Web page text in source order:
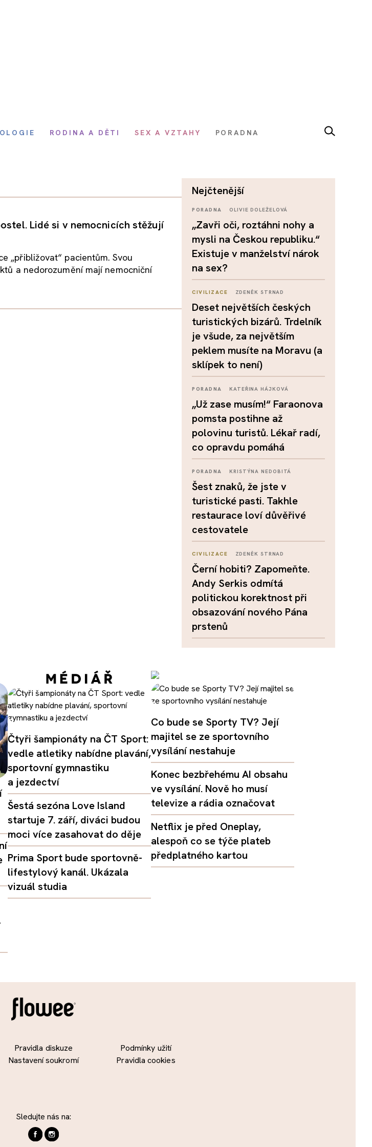
RODINA A DĚTI SEX A VZTAHY PORADNA
Lidé si v nemocnicích stěžují
„přibližovat“ pacientům. Svou
a nedorozumění mají nemocniční
nejčtenější
PORADNA OLIVIE DOLEŽELOVÁ
„Zavři oči, roztáhni nohy a
mysli na Českou republiku.“
Existuje v manželství nárok
na sex?
CIVILIZACE ZDENĚK STRNAD
Deset největších českých
turistických bizárů. Trdelník
je všude, za největším
peklem musíte na Moravu (a
sklípek to není)
PORADNA KATEŘINA HÁJKOVÁ
„Už zase musím!“ Faraonova
pomsta postihne až
polovinu turistů. Lékař radí,
co opravdu pomáhá
PORADNA KRISTÝNA NEDOBITÁ
Šest znaků, že jste v
turistické pasti. Takhle
restaurace loví důvěřivé
cestovatele
CIVILIZACE ZDENĚK STRNAD
Černí hobiti? Zapomeňte.
Andy Serkis odmítá
politickou korektnost při
obsazování nového Pána
prstenů
Čtyři šampionáty na ČT Sport:
vedle atletiky nabídne plavání,
sportovní gymnastiku
a jezdectví
Šestá sezóna Love Island
startuje 7. září, diváci budou
moci více zasahovat do děje
Prima Sport bude sportovně-
lifestylový kanál. Ukázala
vizuál studia
Co bude se Sporty TV? Její
majitel se ze sportovního
vysílání nestahuje
Konec bezbřehému AI obsahu
ve vysílání. Nově ho musí
televize a rádia označovat
Netflix je před Oneplay,
alespoň co se týče plateb
předplatného kartou
Pravidla diskuze
Nastavení soukromí
Podmínky užití
Pravidla cookies
Sledujte nás na: